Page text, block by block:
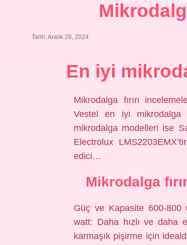
Tarih: Aralık 28, 2024
En iyi
Mikrodalga fırın
Vestel en iyi mikrodalga
mikrodalga modelleri ise
Electrolux
edici…
Mikrodalga
Güç ve Kapasite 600-800
watt: Daha hızlı ve daha
karmaşık pişirme için